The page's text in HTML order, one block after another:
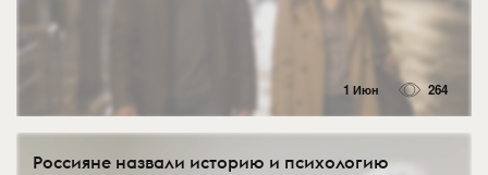
1 Июн 264
Россияне назвали историю и психологию